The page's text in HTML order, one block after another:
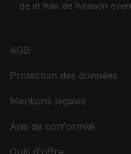
de et frais de livraison
AGB
Protection des données
Mentions légales
Avis de conformité
Outil d'offre